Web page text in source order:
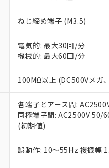
ねじ締め端子 (M3.5)
電気的: 最大30回/分
機械的: 最大60回/分
100MΩ以上 (DC500Vメガ
各端子とアース間:
同極端子間: AC2500V 50/
(初期値)
誤動作: 10～55Hz 複振幅
オムロン制御機
在庫状況および標
す。
ている必要があり
お客様が当ウェブ
が、当社の製品・
さい。
※当社の共同利用
いる法人を指しま
部品在庫の切り替え状
※3 非含有証明書ダ
下記の非含有証明書を
EU RoHS指令（10物質
51物質の非含有証明書
※本証明書は発行日時
また、RoHS指令のフ
混在することから備考
既に当社にて対応品へ
※2 環境保護使用期
「ｅ」：有害物質（10
「10」：通常の使用状
味します。
「－」：未確認です。
また当社は、販売
たしません。
－
在庫なし(最
機器販売店
空
白
受注生産機種